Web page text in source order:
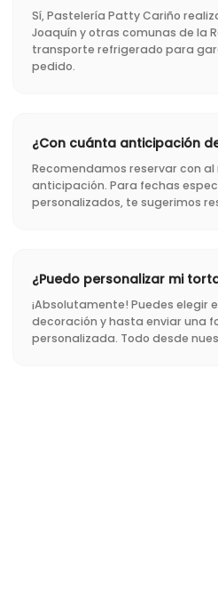
Sí, Pastelería Patty Cariño
Joaquín y otras comunas de la
transporte refrigerado para
pedido.
¿Con cuánta anticipación
Recomendamos reservar con
anticipación. Para fechas
personalizados, te sugerimos
¿Puedo personalizar mi
¡Absolutamente! Puedes elegir
decoración y hasta enviar una
personalizada. Todo desde